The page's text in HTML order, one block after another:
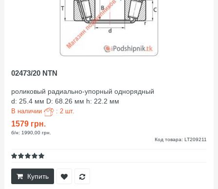
02473/20 NTN
роликовый радиально-упорный однорядный
d: 25.4 мм D: 68.26 мм h: 22.2 мм
В наличии : 2 шт.
1579 грн.
б/н: 1990,00 грн.
Код товара: LT209211
Купить